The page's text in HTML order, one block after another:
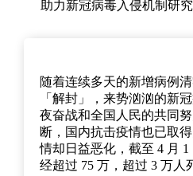
助力新冠病毒入侵机制研
随着连续多天的新增病例
「解封」，来势汹汹的新
夜奋战和全国人民的共同
断，国内抗击疫情也已取
情却日益恶化，截至 4 月 1
经超过 75 万，超过 3 万人